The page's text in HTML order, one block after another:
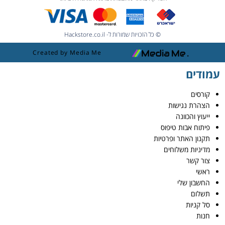
© כל הזכויות שמורות ל- Hackstore.co.il
Created by Media Me
עמודים
קורסים
הצהרת נגישות
ייעוץ והכוונה
פיתוח אבות טיפוס
תקנון האתר ופרטיות
מדיניות משלוחים
צור קשר
ראשי
החשבון שלי
תשלום
סל קניות
חנות